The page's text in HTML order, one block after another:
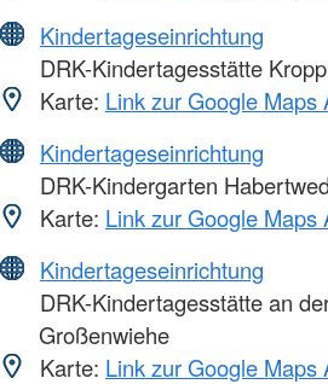
Kindertageseinrichtung
DRK-Kindertagesstätte Kropp
Karte: Link zur Google Maps
Kindertageseinrichtung
DRK-Kindergarten
Karte: Link zur Google Maps
Kindertageseinrichtung
DRK-Kindertagesstätte an
Großenwiehe
Karte: Link zur Google Maps